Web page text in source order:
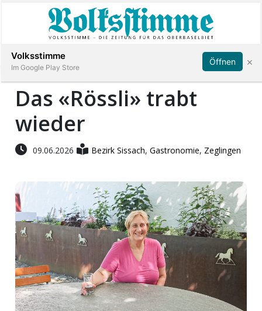
Immobilien
Veranstaltungen
Stellen
E-
Paper
App
Abonnieren Anmelden
Das «Rössli» trabt
wieder
09.06.2026 Bezirk Sissach,Gastronomie, Zeglingen
Volksstimme
Im Google Play Store
Öffnen ×